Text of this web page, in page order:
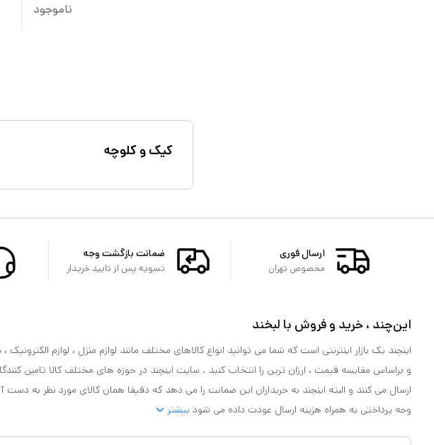
ناموجود
کیک و کلوچه
ارسال فوری
مخصوص تهران
ضمانت بازگشت وجه
تسویه پس از تایید خریدار
این‌چند ، خرید و فروش با لبخند
اینچند یک بازار اینترنتی است که شما می توانید انواع کالاهای مختلف مانند لوازم منزل ، لوازم
و براساس مقایسه قیمت ، ارزان ترین را انتخاب کنید . سایت اینچند در حوزه های مختلف کالا تامین
ارسال می کنند و البته اینچند به خریداران این ضمانت را می دهد که دقیقا همان کالای مورد نظر به دست
وجه پرداختی به همراه هزینه ارسال عودت داده می شود بیشتر